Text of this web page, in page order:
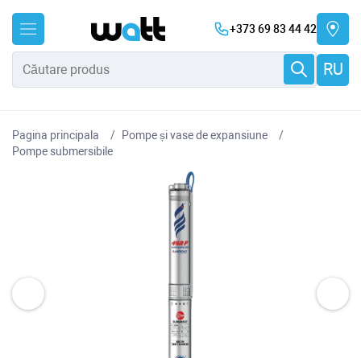
+373 69 83 44 42
RU
Pagina principala
Pompe și vase de expansiune
Pompe submersibile